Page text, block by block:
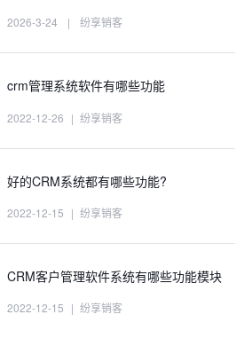
2026-3-24 | 纷享销客
crm管理系统软件有哪些功能
2022-12-26 | 纷享销客
好的CRM系统都有哪些功能?
2022-12-15 | 纷享销客
CRM客户管理软件系统有哪些功能模块
2022-12-15 | 纷享销客